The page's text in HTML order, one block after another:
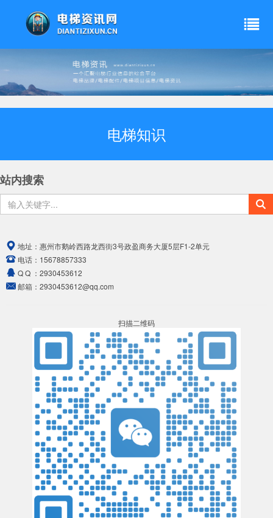
电梯知识
站内搜索
地址： 惠州市鹅岭西路龙西街3号政盈商务大厦5层F1-2单元
电话： 15678857333
Q Q ： 2930453612
邮箱： 2930453612@qq.com
扫描二维码